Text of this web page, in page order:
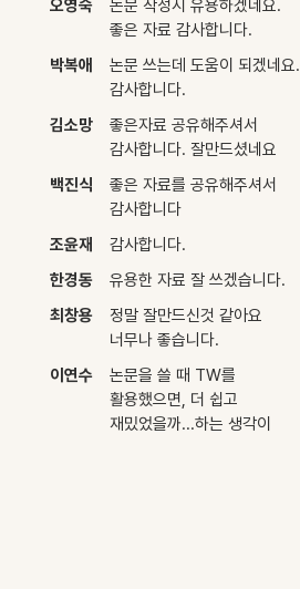
될 것 같습니다.
오영숙
논문 작성시 유용하겠네요.
좋은 자료 감사합니다.
박복애
논문 쓰는데 도움이 되겠네요.
감사합니다.
김소망
좋은자료 공유해주셔서
감사합니다. 잘만드셨네요
백진식
좋은 자료를 공유해주셔서
감사합니다
조윤재
감사합니다.
한경동
유용한 자료 잘 쓰겠습니다.
최창용
정말 잘만드신것 같아요
너무나 좋습니다.
이연수
논문을 쓸 때 TW를
활용했으면, 더 쉽고
재밌었을까...하는 생각이